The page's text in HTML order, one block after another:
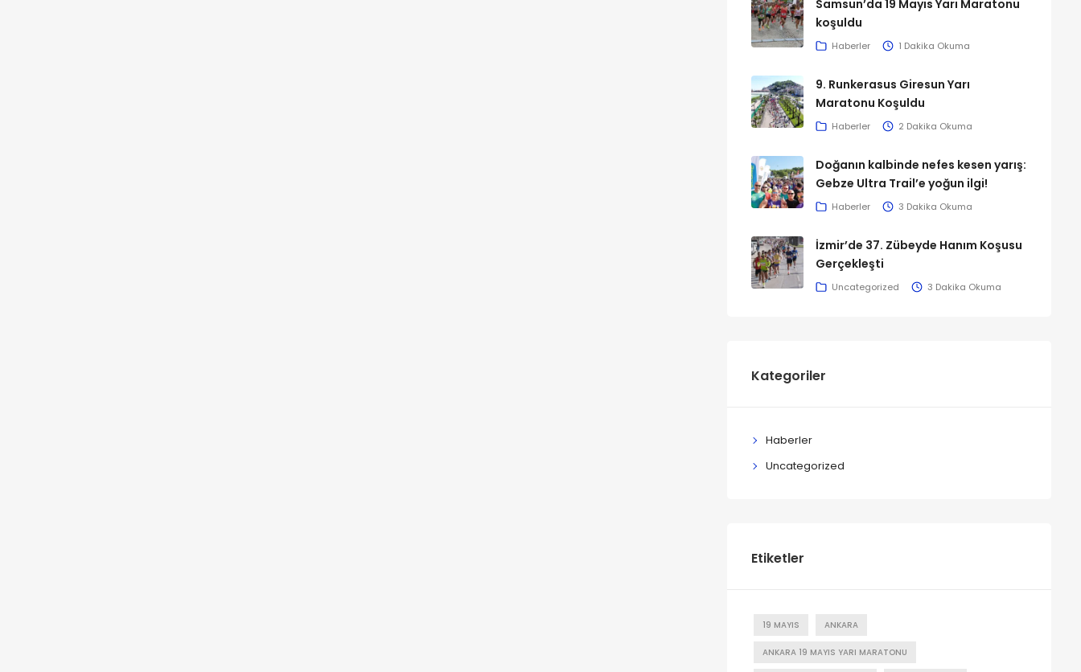
Samsun’da 19 Mayıs Yarı Maratonu
koşuldu
Haberler 1 Dakika Okuma
9. Runkerasus Giresun Yarı
Maratonu Koşuldu
Haberler 2 Dakika Okuma
Doğanın kalbinde nefes kesen yarış:
Gebze Ultra Trail’e yoğun ilgi!
Haberler 3 Dakika Okuma
İzmir’de 37. Zübeyde Hanım Koşusu
Gerçekleşti
Uncategorized 3 Dakika Okuma
Kategoriler
Haberler
Uncategorized
Etiketler
19 MAYIS ANKARA
ANKARA 19 MAYIS YARI MARATONU